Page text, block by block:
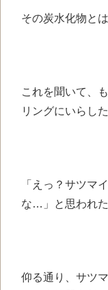
その炭水化物と
これを聞いて、
リングにいらし
「えっ？サツマ
な…」と思われた
仰る通り、サツ